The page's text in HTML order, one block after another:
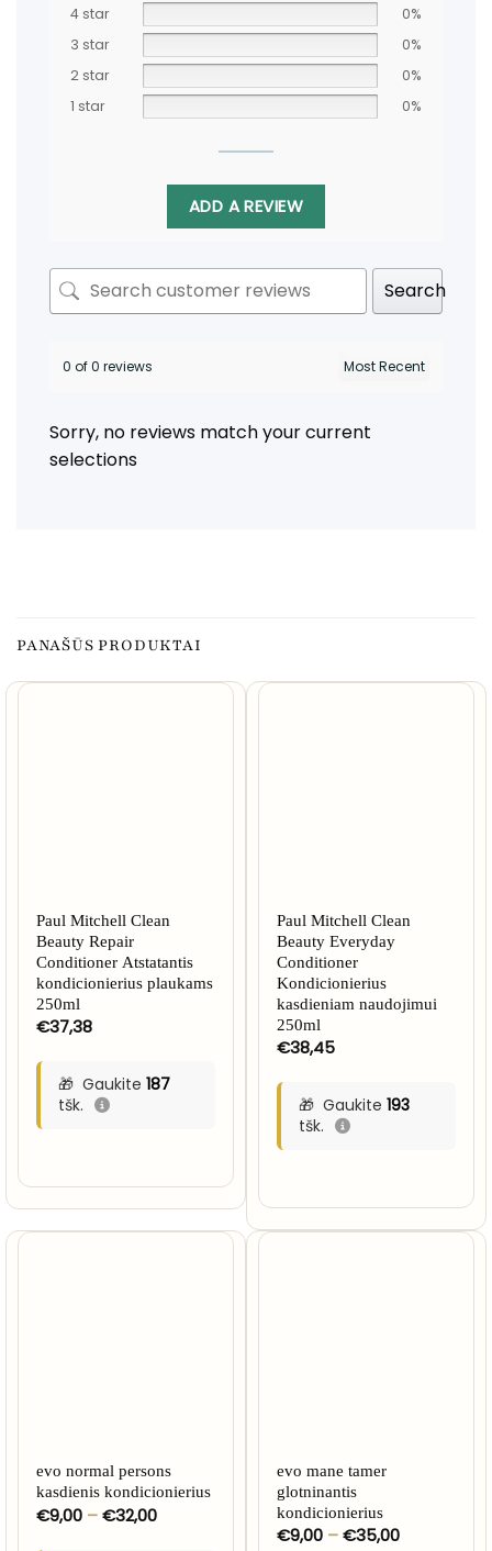
4 star
0%
3 star
0%
2 star
0%
1 star
0%
ADD A REVIEW
Search
0 of 0 reviews
Sorry, no reviews match your current
selections
PANAŠŪS PRODUKTAI
Paul Mitchell Clean
Beauty Repair
Conditioner Atstatantis
kondicionierius plaukams
250ml
€37,38
Gaukite 187
tšk.
Paul Mitchell Clean
Beauty Everyday
Conditioner
Kondicionierius
kasdieniam naudojimui
250ml
€38,45
Gaukite 193
tšk.
evo normal persons
kasdienis kondicionierius
€9,00 – €32,00Price
evo mane tamer
glotninantis
kondicionierius
€9,00 – €35,00Price